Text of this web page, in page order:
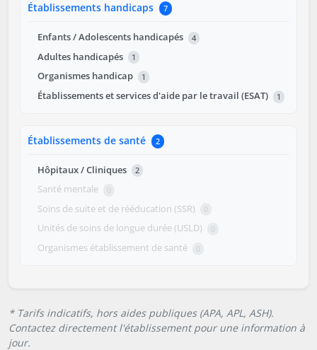
Établissements handicaps 7
Enfants / Adolescents handicapés 4
Adultes handicapés 1
Organismes handicap 1
Établissements et services d'aide par le travail (ESAT) 1
Établissements de santé 2
Hôpitaux / Cliniques 2
Santé mentale 0
Soins de suite et de rééducation (SSR) 0
Unités de soins de longue durée (USLD) 0
Organismes établissement de santé 0
* Tarifs indicatifs, hors aides publiques (APA, APL, ASH).
Contactez directement l'établissement pour une information à
jour.